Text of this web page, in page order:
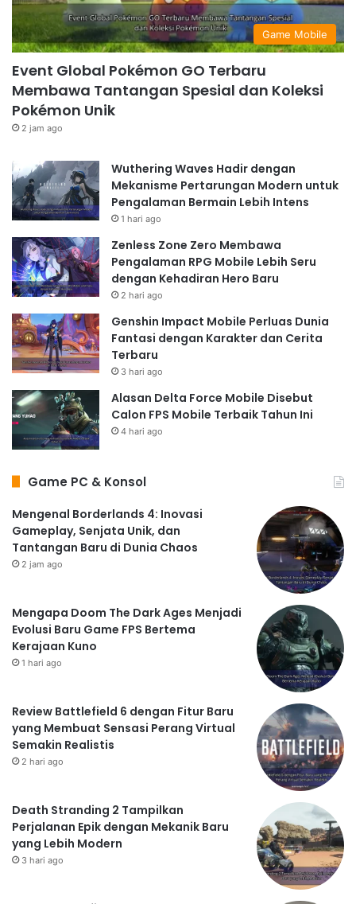
Game Mobile
Event Global Pokémon GO Terbaru
Membawa Tantangan Spesial dan Koleksi
Pokémon Unik
2 jam ago
Wuthering Waves Hadir dengan
Mekanisme Pertarungan Modern untuk
Pengalaman Bermain Lebih Intens
1 hari ago
Zenless Zone Zero Membawa
Pengalaman RPG Mobile Lebih Seru
dengan Kehadiran Hero Baru
2 hari ago
Genshin Impact Mobile Perluas Dunia
Fantasi dengan Karakter dan Cerita
Terbaru
3 hari ago
Alasan Delta Force Mobile Disebut
Calon FPS Mobile Terbaik Tahun Ini
4 hari ago
Game PC & Konsol
Mengenal Borderlands 4: Inovasi
Gameplay, Senjata Unik, dan
Tantangan Baru di Dunia Chaos
2 jam ago
Mengapa Doom The Dark Ages Menjadi
Evolusi Baru Game FPS Bertema
Kerajaan Kuno
1 hari ago
Review Battlefield 6 dengan Fitur Baru
yang Membuat Sensasi Perang Virtual
Semakin Realistis
2 hari ago
Death Stranding 2 Tampilkan
Perjalanan Epik dengan Mekanik Baru
yang Lebih Modern
3 hari ago